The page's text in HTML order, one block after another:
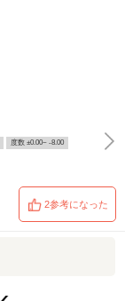
度数 ±0.00~ -8.00
2参考になった